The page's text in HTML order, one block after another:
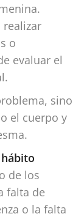
realizar
o
evaluar el
sino
el cuerpo y
de los
falta de
o la falta